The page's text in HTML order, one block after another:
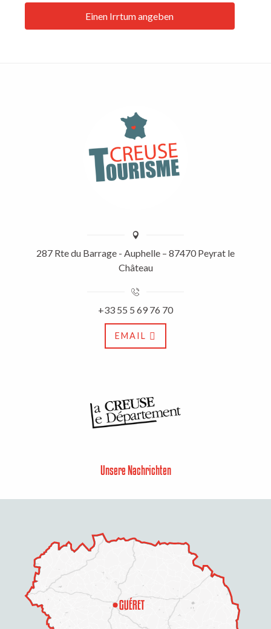
Einen Irrtum angeben
287 Rte du Barrage - Auphelle – 87470 Peyrat le
Château
+33 55 5 69 76 70
EMAIL
Unsere Nachrichten